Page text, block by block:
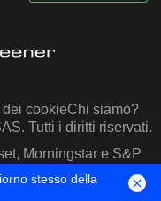
dei cookieChi siamo?
Tutti i diritti riservati.
Morningstar e S&P
stesso della